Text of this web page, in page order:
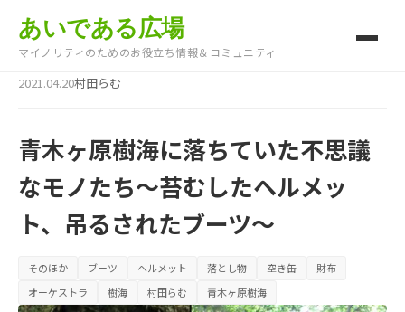
あいである広場
マイノリティのためのお役立ち情報＆コミュニティ
2021.04.20村田らむ
青木ヶ原樹海に落ちていた不思議
なモノたち～苔むしたヘルメッ
ト、吊るされたブーツ～
そのほか ブーツ ヘルメット 落とし物 空き缶
財布
オーケストラ
樹海 村田らむ 青木ヶ原樹海